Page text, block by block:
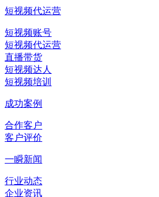
短视频代运营
短视频账号
短视频代运营
直播带货
短视频达人
短视频培训
成功案例
合作客户
客户评价
一瞬新闻
行业动态
企业资讯